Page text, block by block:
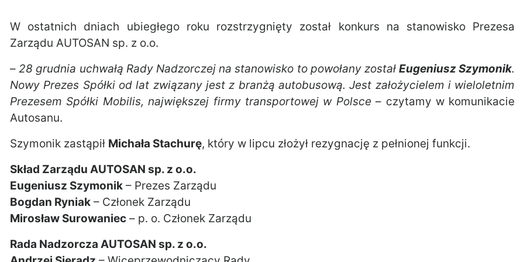
W ostatnich dniach ubiegłego roku rozstrzygnięty został konkurs na stanowisko Prezesa
Zarządu AUTOSAN sp. z o.o.
–28 grudnia uchwałą Rady Nadzorczej na stanowisko to powołany zostałEugeniusz Szymonik.
Nowy Prezes Spółki od lat związany jest z branżą autobusową. Jest założycielem i wieloletnim
Prezesem Spółki Mobilis, największej firmy transportowej w Polsce– czytamy w komunikacie
Autosanu.
Szymonik zastąpił Michała Stachurę, który w lipcu złożył rezygnację z pełnionej funkcji.
Skład Zarządu AUTOSAN sp. z o.o.
Eugeniusz Szymonik – Prezes Zarządu
Bogdan Ryniak – Członek Zarządu
Mirosław Surowaniec – p. o. Członek Zarządu
Rada Nadzorcza AUTOSAN sp. z o.o.